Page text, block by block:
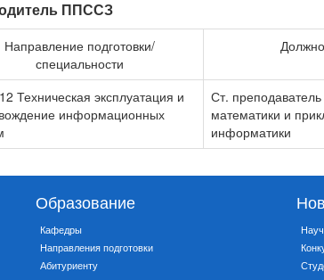
ППССЗ
Направление подготовки/
специальности
Техническая эксплуатация и
информационных
Ст.
математики и
информатики
Образование
Кафедры
Направления подготовки
Абитуриенту